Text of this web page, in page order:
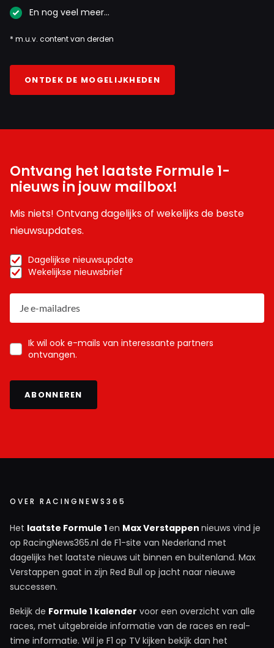
En nog veel meer…
* m.u.v. content van derden
ONTDEK DE MOGELIJKHEDEN
Ontvang het laatste Formule 1-
nieuws in jouw mailbox!
Mis niets! Ontvang dagelijks of wekelijks de beste
nieuwsupdates.
Dagelijkse nieuwsupdate
Wekelijkse nieuwsbrief
Ik wil ook e-mails van interessante partners
ontvangen.
ABONNEREN
OVER RACINGNEWS365
Het laatste Formule 1en Max Verstappen nieuws vind je
op RacingNews365.nl de F1-site van Nederland met
dagelijks het laatste nieuws uit binnen en buitenland. Max
Verstappen gaat in zijn Red Bull op jacht naar nieuwe
successen.
Bekijk de Formule 1 kalender voor een overzicht van alle
races, met uitgebreide informatie van de races en real-
time informatie. Wil je F1 op TV kijken bekijk dan het